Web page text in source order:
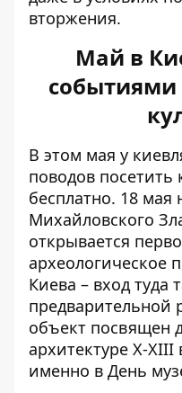
вторжения.
Май в
событиями
В этом мая у
поводов посетить
бесплатно. 18 мая
Михайловского
открывается
археологическое
Киева – вход туда
предварительной
объект посвящен
архитектуре X-
именно в День